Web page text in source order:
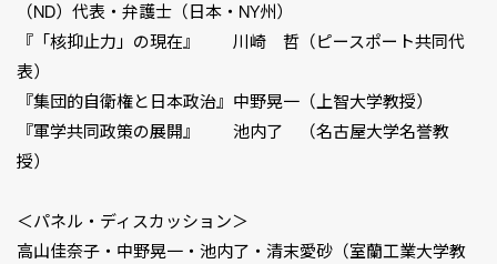
（ND）代表・弁護士（日本・NY州）
『「核抑止力」の現在』 川崎 哲（ピースポート共同代
表）
『集団的自衛権と日本政治』中野晃一（上智大学教授）
『軍学共同政策の展開』 池内了 （名古屋大学名誉教
授）
＜パネル・ディスカッション＞
高山佳奈子・中野晃一・池内了・清末愛砂（室蘭工業大学教